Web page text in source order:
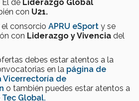
El de Liderazgo Global
con U21.
consorcio APRU eSport y se
con Liderazgo y Vivencia del
debes estar atentos a la
en la página de
Vicerrectoría de
o también puedes estar atentos a
Tec Global.